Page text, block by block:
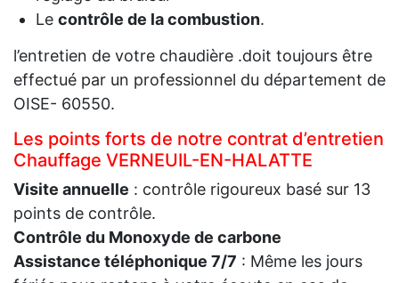
Le contrôle de la combustion.
l’entretien de votre chaudière .doit toujours être
effectué par un professionnel du département de
OISE- 60550.
Les points forts de notre contrat d’entretien
Chauffage VERNEUIL-EN-HALATTE
Visite annuelle : contrôle rigoureux basé sur 13
points de contrôle.
Contrôle du Monoxyde de carbone
Assistance téléphonique 7/7 : Même les jours